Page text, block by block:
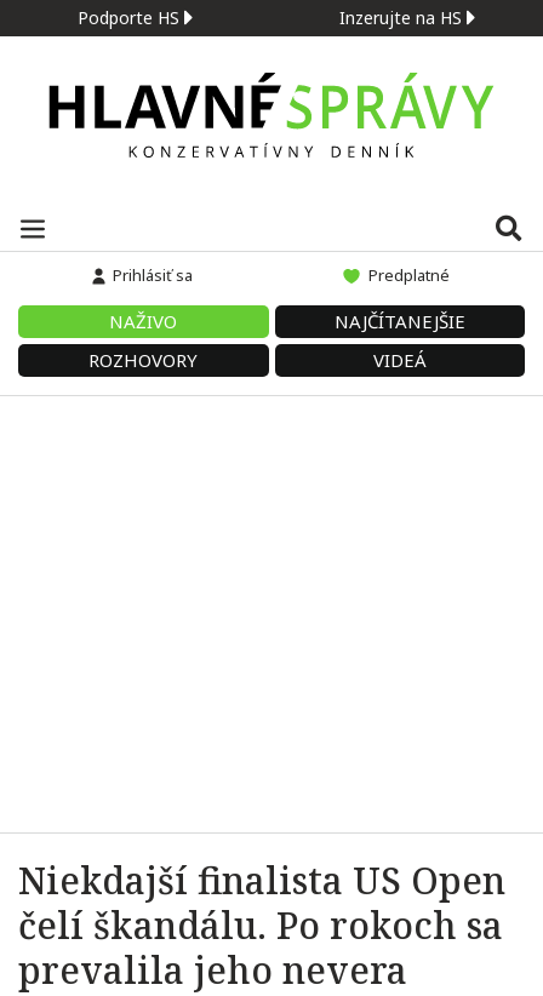
Podporte HS Inzerujte na HS
Prihlásiť sa Predplatné
NAŽIVO
NAJČÍTANEJŠIE
ROZHOVORY
VIDEÁ
Niekdajší finalista US Open
čelí škandálu. Po rokoch sa
prevalila jeho nevera